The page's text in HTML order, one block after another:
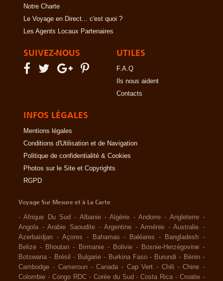
Notre Charte
Le Voyage en Direct... c'est quoi ?
Les Agents Locaux Partenaires
SUIVEZ-NOUS UTILES
F.A.Q
Ils nous aident
Contacts
INFOS LÉGALES
Mentions légales
Conditions d'Utilisation et de Navigation
Politique de confidentialité & Cookies
Photos sur le Site et Copyrights
RGPD
Voyage Sur Mesure et à La Carte
-Afrique Du Sud - Albanie -Algérie -Andorre - Angleterre -
Angola -Arabie Saoudite -Argentine -Arménie -Australie -
Azerbaïdjan - Açores - Bahamas - Baléares - Bangladesh -
Belize - Bhoutan - Birmanie - Bolivie - Bosnie-Herzégovine -
Botswana - Brésil - Bulgarie - Burkina Faso - Burundi - Bénin -
Cambodge - Cameroun - Canada - Cap Vert - Chili -Chine -
Colombie - Congo RDC - Corée du Sud -Costa Rica -Croatie -